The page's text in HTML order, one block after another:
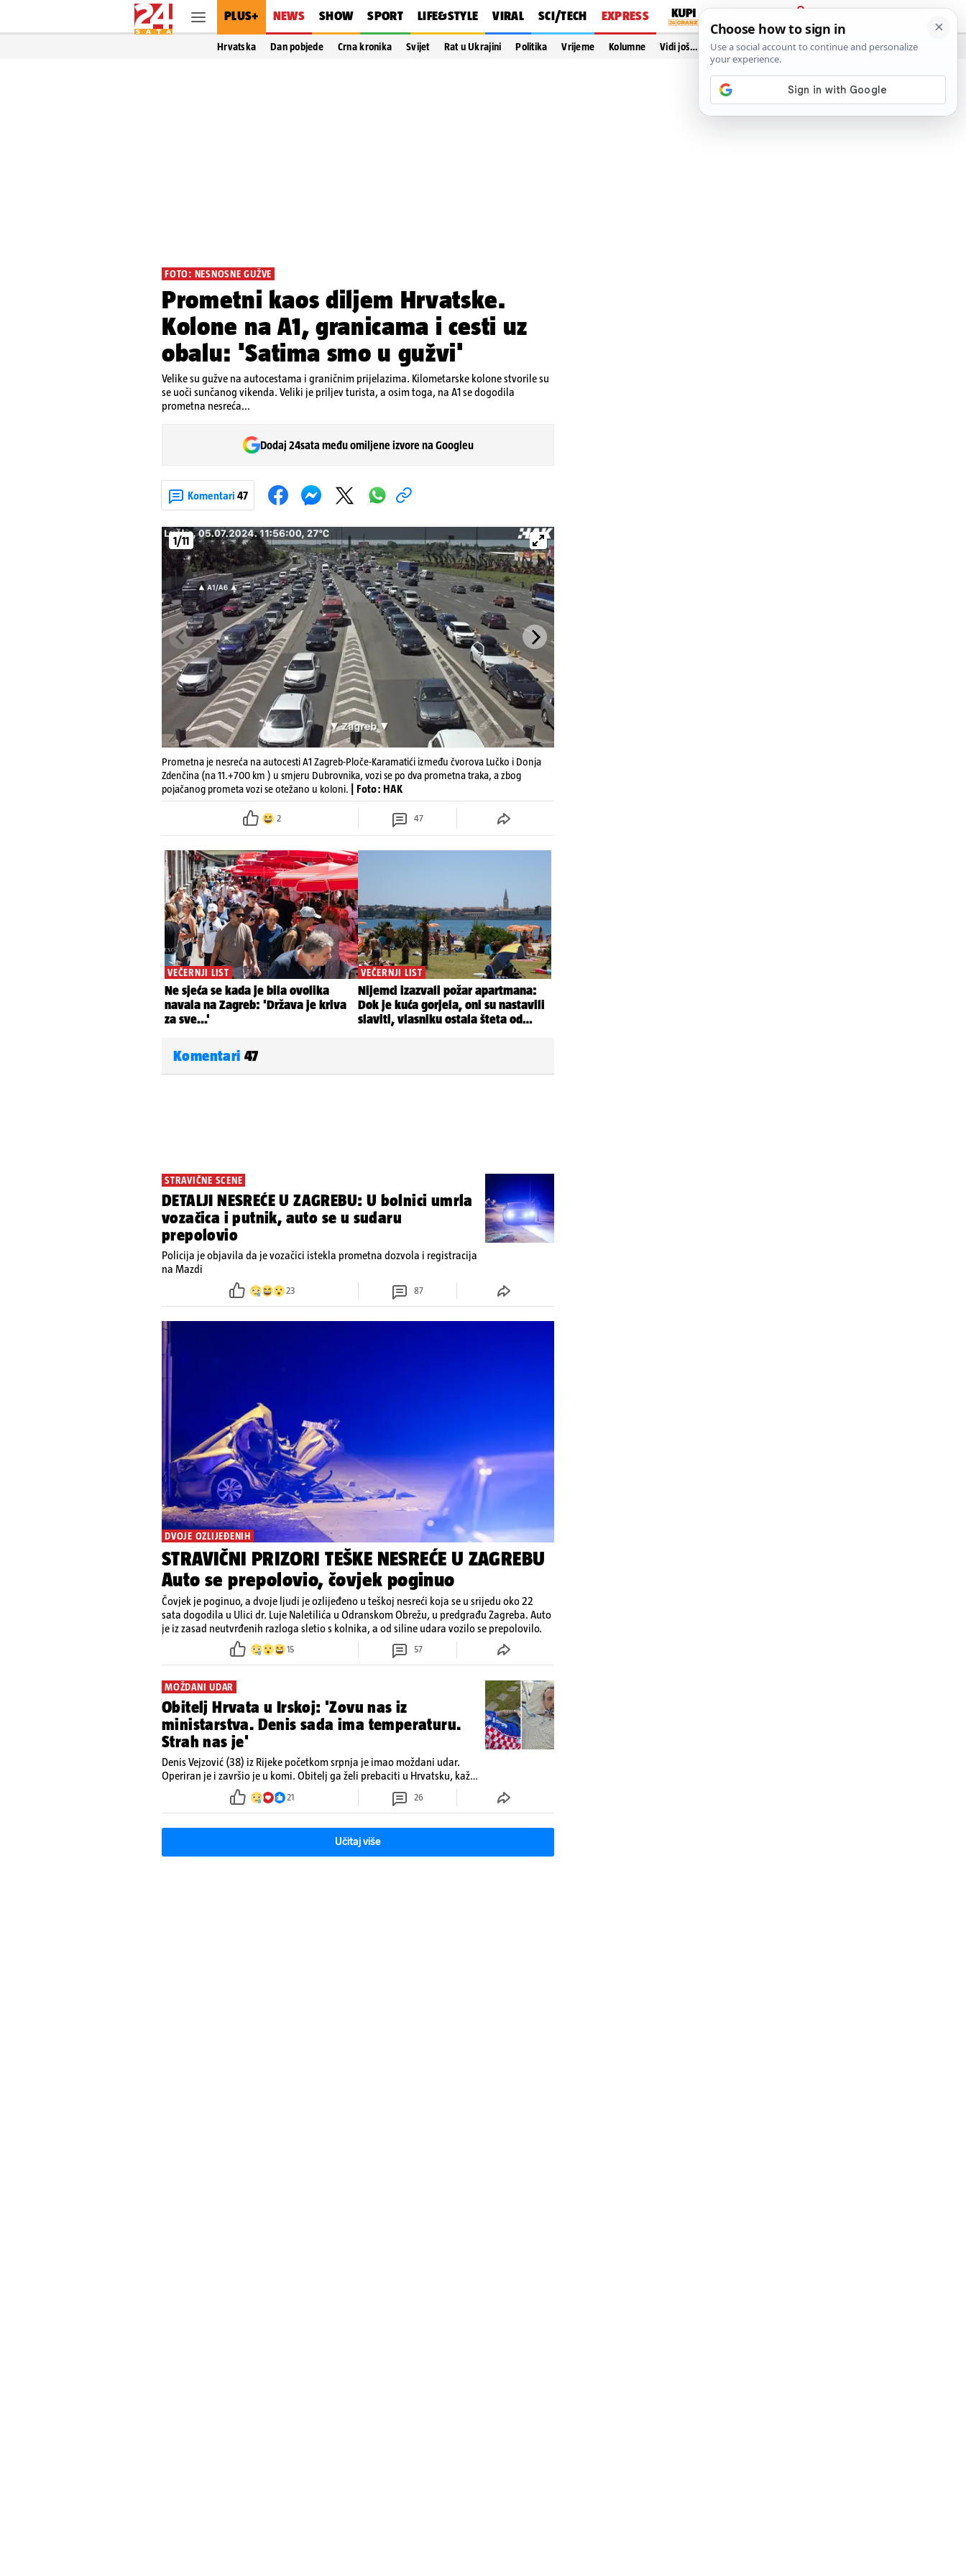
PLUS+ NEWS SHOW SPORT LIFE&STYLE VIRAL SCI/TECH EXPRESS
PRIJAVA
Hrvatska Dan pobjede Crna kronika Svijet Rat u Ukrajini Politika Vrijeme Kolumne Vidi još…
FOTO: NESNOSNE GUŽVE
Prometni kaos diljem Hrvatske.
Kolone na A1, granicama i cesti uz
obalu: 'Satima smo u gužvi'
Velike su gužve na autocestama i graničnim prijelazima. Kilometarske kolone stvorile su
se uoči sunčanog vikenda. Veliki je priljev turista, a osim toga, na A1 se dogodila
prometna nesreća...
Dodaj 24sata među omiljene izvore na Googleu
Komentari 47
1/11
Prometna je nesreća na autocesti A1 Zagreb-Ploče-Karamatići između čvorova Lučko i Donja
Zdenčina (na 11.+700 km ) u smjeru Dubrovnika, vozi se po dva prometna traka, a zbog
pojačanog prometa vozi se otežano u koloni.
| Foto: HAK
2 47
Komentari 47
STRAVIČNE SCENE
DETALJI NESREĆE U ZAGREBU: U bolnici umrla
vozačica i putnik, auto se u sudaru
prepolovio
Policija je objavila da je vozačici istekla prometna dozvola i registracija
na Mazdi
23 87
DVOJE OZLIJEĐENIH
STRAVIČNI PRIZORI TEŠKE NESREĆE U ZAGREBU
Auto se prepolovio, čovjek poginuo
Čovjek je poginuo, a dvoje ljudi je ozlijeđeno u teškoj nesreći koja se u srijedu oko 22
sata dogodila u Ulici dr. Luje Naletilića u Odranskom Obrežu, u predgrađu Zagreba. Auto
je iz zasad neutvrđenih razloga sletio s kolnika, a od siline udara vozilo se prepolovilo.
15 57
MOŽDANI UDAR
Obitelj Hrvata u Irskoj: 'Zovu nas iz
ministarstva. Denis sada ima temperaturu.
Strah nas je'
Denis Vejzović (38) iz Rijeke početkom srpnja je imao moždani udar.
Operiran je i završio je u komi. Obitelj ga želi prebaciti u Hrvatsku, kažu
kako tamošnji liječnici ne vjeruju u oporavak: 'Imamo 72 sata'
21 26
Učitaj više